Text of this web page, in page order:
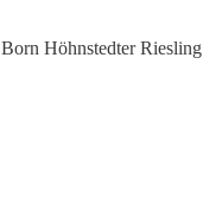
Born Höhnstedter Riesling